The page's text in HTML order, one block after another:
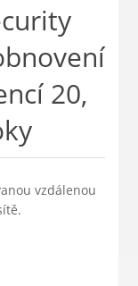
20,
vzdálenou